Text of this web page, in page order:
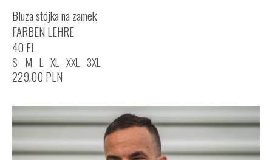
Bluza stójka na zamek
FARBEN LEHRE
40 FL
S M L XL XXL 3XL
229,00 PLN